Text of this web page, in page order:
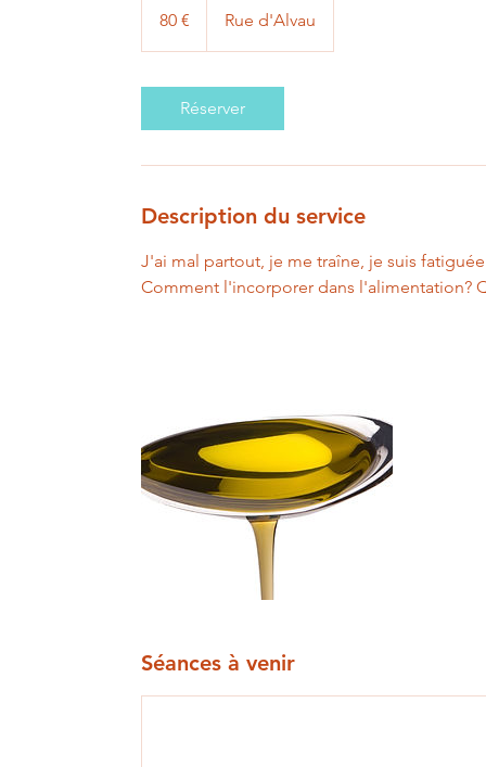
80 € Rue d'Alvau
Réserver
Description du service
J'ai mal partout, je me traîne, je suis
Comment l'incorporer dans l'alimentation?
Séances à venir